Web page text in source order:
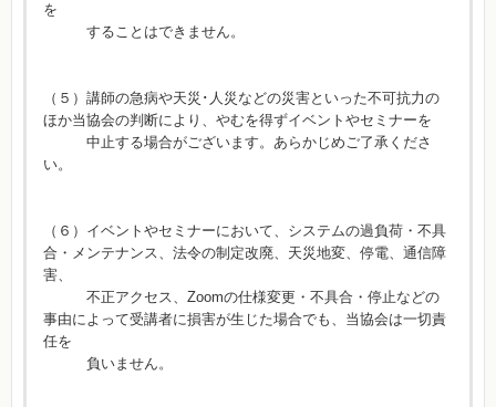
を
することはできません。
（５）講師の急病や天災･人災などの災害といった不可抗力の
ほか当協会の判断により、やむを得ずイベントやセミナーを
中止する場合がございます。あらかじめご了承くださ
い。
（６）イベントやセミナーにおいて、システムの過負荷・不具
合・メンテナンス、法令の制定改廃、天災地変、停電、通信障
害、
不正アクセス、Zoomの仕様変更・不具合・停止などの
事由によって受講者に損害が生じた場合でも、当協会は一切責
任を
負いません。